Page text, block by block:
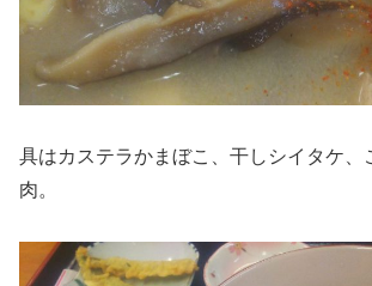
具はカステラかまぼこ、干しシイタケ、
肉。